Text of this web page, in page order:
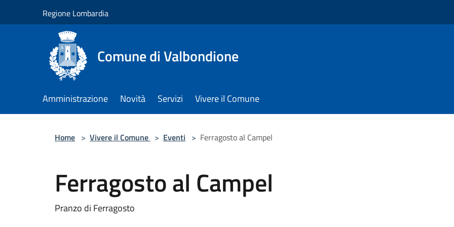
Regione Lombardia
Comune di Valbondione
Amministrazione Novità Servizi Vivere il Comune
Home > Vivere il Comune > Eventi > Ferragosto al Campel
Ferragosto al Campel
Pranzo di Ferragosto